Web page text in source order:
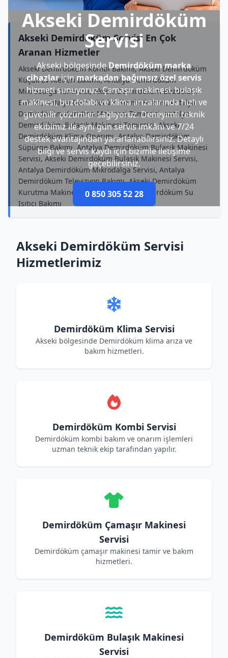
Akseki Demirdöküm
Servisi
Akseki bölgesindeDemirdöküm marka
cihazlariçinmarkadan bağımsız özel servis
hizmeti sunuyoruz. Çamaşır makinesi, bulaşık
makinesi, buzdolabı ve klima arızalarında hızlı ve
güvenilir çözümler sağlıyoruz. Deneyimli teknik
ekibimiz ile aynı gün servis imkânı ve 7/24
destek avantajından yararlanabilirsiniz. Detaylı
bilgi ve servis kaydı için bizimle iletişime
geçebilirsiniz.
0 850 305 52 28
Akseki Demirdöküm Servisi En Çok
Aranan Hizmetler
Akseki Demirdöküm Kombi Bakımı, Akseki Demirdöküm
Küçük Ev Aletleri Bakımı, Antalya Demirdöküm
Mikrodalga Tamircisi, Akseki Demirdöküm Buzdolabı
Bakımı, Antalya Demirdöküm Kombi Bakımı, Antalya
Demirdöküm Kurutma Makinesi Tamircisi, Antalya
Demirdöküm Bulaşık Makinesi Tamircisi, Akseki
Demirdöküm Klima Onarımı, Antalya Demirdöküm
Süpürge Bakımı, Antalya Demirdöküm Bulaşık Makinesi
Servisi, Akseki Demirdöküm Bulaşık Makinesi Servisi,
Antalya Demirdöküm Mikrodalga Servisi, Antalya
Demirdöküm Televizyon Bakımı, Akseki Demirdöküm
Kurutma Makinesi Onarımı, Akseki Demirdöküm Su
Isıtıcı Bakımı
Akseki Demirdöküm Servisi
Hizmetlerimiz
Demirdöküm Klima Servisi
Akseki bölgesinde Demirdöküm klima arıza ve
bakım hizmetleri.
Demirdöküm Kombi Servisi
Demirdöküm kombi bakım ve onarım işlemleri
uzman teknik ekip tarafından yapılır.
Demirdöküm Çamaşır Makinesi
Servisi
Demirdöküm çamaşır makinesi tamir ve bakım
hizmetleri.
Demirdöküm Bulaşık Makinesi
Servisi